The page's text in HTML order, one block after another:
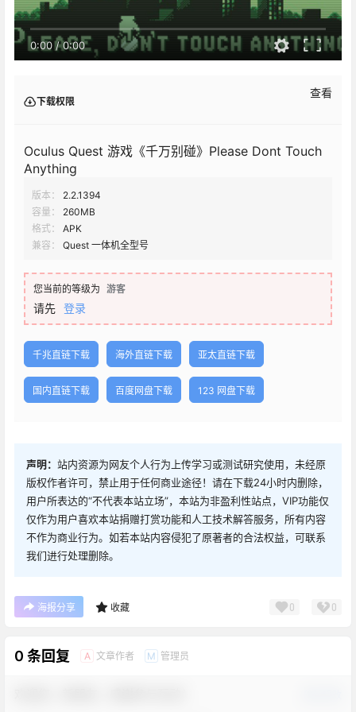
0:00/0:00
下载权限
查看
Oculus Quest 游戏《千万别碰》Please Dont Touch
Anything
版本：
2.2.1394
容量：
260MB
格式：
APK
兼容：
Quest 一体机全型号
您当前的等级为 游客
请先 登录
千兆直链下载 海外直链下载 亚太直链下载
国内直链下载 百度网盘下载 123 网盘下载
声明： 站内资源为网友个人行为上传学习或测试研究使用，未经原
版权作者许可，禁止用于任何商业途径！请在下载24小时内删除，
用户所表达的“不代表本站立场”，本站为非盈利性站点，VIP功能仅
仅作为用户喜欢本站捐赠打赏功能和人工技术解答服务，所有内容
不作为商业行为。如若本站内容侵犯了原著者的合法权益，可联系
我们进行处理删除。
海报分享 收藏 0 0
0 条回复 A 文章作者 M 管理员